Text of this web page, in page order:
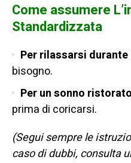
Come assumere
Standardizzata
Per rilassarsi
bisogno.
Per un sonno
prima di coricarsi.
(Segui sempre le
caso di dubbi, consulta